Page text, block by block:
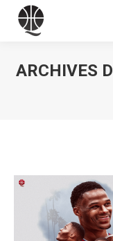
ARCHIVES